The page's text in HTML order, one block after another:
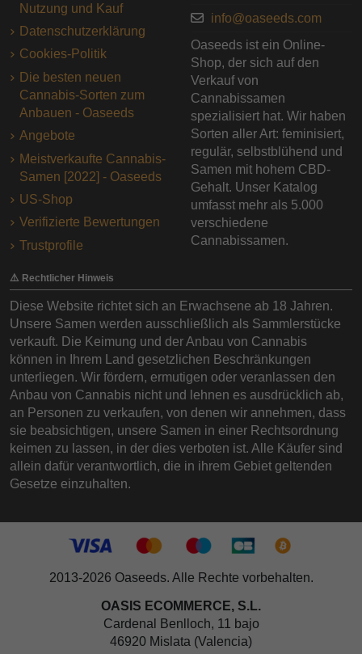
Nutzung und Kauf
Datenschutzerklärung
Cookies-Politik
Die besten neuen
Cannabis-Sorten zum
Anbauen - Oaseeds
Angebote
Meistverkaufte Cannabis-
Samen [2022] - Oaseeds
US-Shop
Verifizierte Bewertungen
Trustprofile
info@oaseeds.com
Oaseeds ist ein Online-
Shop, der sich auf den
Verkauf von
Cannabissamen
spezialisiert hat. Wir haben
Sorten aller Art: feminisiert,
regulär, selbstblühend und
Samen mit hohem CBD-
Gehalt. Unser Katalog
umfasst mehr als 5.000
verschiedene
Cannabissamen.
⚠️ Rechtlicher Hinweis
Diese Website richtet sich an Erwachsene ab 18 Jahren.
Unsere Samen werden ausschließlich als Sammlerstücke
verkauft. Die Keimung und der Anbau von Cannabis
können in Ihrem Land gesetzlichen Beschränkungen
unterliegen. Wir fördern, ermutigen oder veranlassen den
Anbau von Cannabis nicht und lehnen es ausdrücklich ab,
an Personen zu verkaufen, von denen wir annehmen, dass
sie beabsichtigen, unsere Samen in einer Rechtsordnung
keimen zu lassen, in der dies verboten ist. Alle Käufer sind
allein dafür verantwortlich, die in ihrem Gebiet geltenden
Gesetze einzuhalten.
2013-2026 Oaseeds. Alle Rechte vorbehalten.
OASIS ECOMMERCE, S.L.
Cardenal Benlloch, 11 bajo
46920 Mislata (Valencia)